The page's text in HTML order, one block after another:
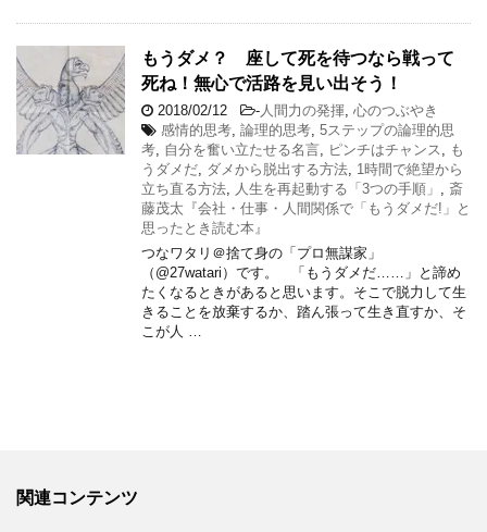
もうダメ？ 座して死を待つなら戦って
死ね！無心で活路を見い出そう！
2018/02/12 - 人間力の発揮 心のつぶやき
感情的思考 論理的思考 5ステップの論理的思
考 自分を奮い立たせる名言 ピンチはチャンス
も
うダメだ ダメから脱出する方法 1時間で絶望から
立ち直る方法
人生を再起動する「3つの手順」
斎
藤茂太『会社・仕事・人間関係で「もうダメだ!」と
思ったとき読む本』
つなワタリ＠捨て身の「プロ無謀家」
（@27watari）です。 「もうダメだ……」と諦め
たくなるときがあると思います。そこで脱力して生
きることを放棄するか、踏ん張って生き直すか、そ
こが人 …
関連コンテンツ